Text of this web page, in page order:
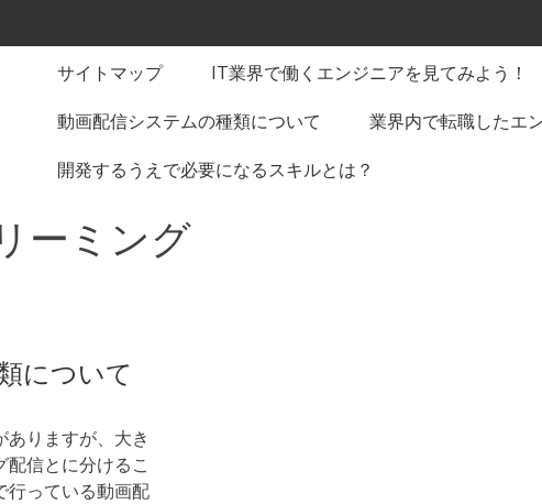
サイトマップ
IT業界で働くエンジニアを見てみよう！
動画配信システムの種類について
業界内で転職したエ
開発するうえで必要になるスキルとは？
ーミング
について
りますが、大き
配信とに分けるこ
行っている動画配